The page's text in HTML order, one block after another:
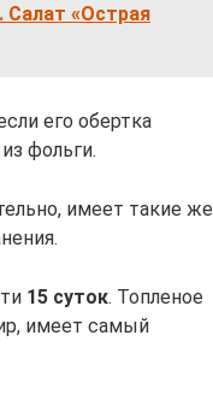
Салат «Острая
его обертка
фольги.
имеет такие же
15 суток. Топленое
имеет самый